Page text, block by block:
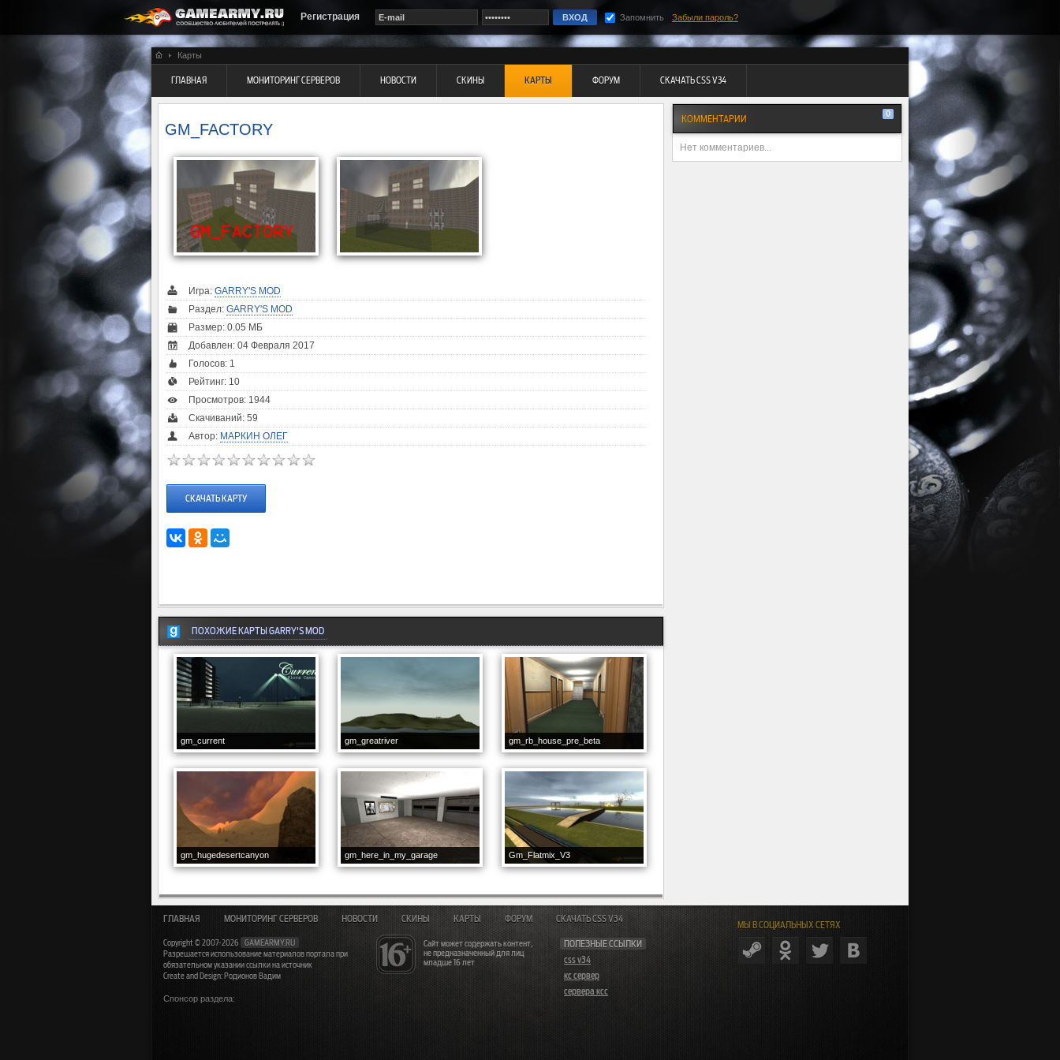
Регистрация Запомнить Забыли пароль?
Карты
ГЛАВНАЯ МОНИТОРИНГ СЕРВЕРОВ НОВОСТИ СКИНЫ КАРТЫ ФОРУМ СКАЧАТЬ CSS V34
GM_FACTORY
Игра: GARRY'S MOD
Раздел: GARRY'S MOD
Размер: 0.05 МБ
Добавлен: 04 Февраля 2017
Голосов: 1
Рейтинг: 10
Просмотров: 1944
Скачиваний: 59
Автор: МАРКИН ОЛЕГ
СКАЧАТЬ КАРТУ
ПОХОЖИЕ КАРТЫ GARRY'S MOD
gm_current gm_greatriver gm_rb_house_pre_beta
gm_hugedesertcanyon gm_here_in_my_garage Gm_Flatmix_V3
КОММЕНТАРИИ 0
Нет комментариев...
МЫ В СОЦИАЛЬНЫХ СЕТЯХ
Сайт может содержать контент,
не предназначенный для лиц
младше 16 лет
ПОЛЕЗНЫЕ ССЫЛКИ
css v34
кс сервер
сервера ксс
ГЛАВНАЯ МОНИТОРИНГ СЕРВЕРОВ НОВОСТИ СКИНЫ КАРТЫ ФОРУМ СКАЧАТЬ CSS V34
Copyright © 2007-2026
GAMEARMY.RU
Разрешается использование материалов портала при
обязательном указании ссылки на источник
Create and Design: Родионов Вадим
Спонсор раздела: